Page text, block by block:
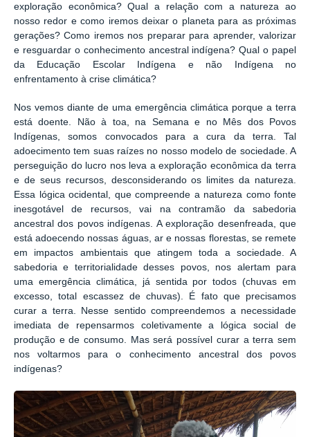
exploração econômica? Qual a relação com a natureza ao
nosso redor e como iremos deixar o planeta para as próximas
gerações? Como iremos nos preparar para aprender, valorizar
e resguardar o conhecimento ancestral indígena? Qual o papel
da Educação Escolar Indígena e não Indígena no
enfrentamento à crise climática?
Nos vemos diante de uma emergência climática porque a terra
está doente. Não à toa, na Semana e no Mês dos Povos
Indígenas, somos convocados para a cura da terra. Tal
adoecimento tem suas raízes no nosso modelo de sociedade. A
perseguição do lucro nos leva a exploração econômica da terra
e de seus recursos, desconsiderando os limites da natureza.
Essa lógica ocidental, que compreende a natureza como fonte
inesgotável de recursos, vai na contramão da sabedoria
ancestral dos povos indígenas. A exploração desenfreada, que
está adoecendo nossas águas, ar e nossas florestas, se remete
em impactos ambientais que atingem toda a sociedade. A
sabedoria e territorialidade desses povos, nos alertam para
uma emergência climática, já sentida por todos (chuvas em
excesso, total escassez de chuvas). É fato que precisamos
curar a terra. Nesse sentido compreendemos a necessidade
imediata de repensarmos coletivamente a lógica social de
produção e de consumo. Mas será possível curar a terra sem
nos voltarmos para o conhecimento ancestral dos povos
indígenas?